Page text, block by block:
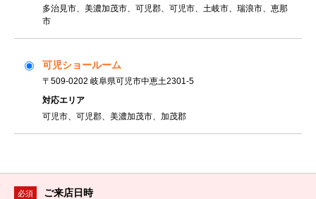
多治見市、美濃加茂市、可児郡、可児市、土岐市、瑞浪市、恵那
市
可児ショールーム
〒509-0202 岐阜県可児市中恵土2301-5
対応エリア
可児市、可児郡、美濃加茂市、加茂郡
必須 ご来店日時